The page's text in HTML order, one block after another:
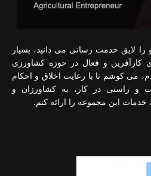
را لایق خدمت رسانی می دانید، بسیار
کارآفرین و فعال در حوزه کشاورزی
می کوشم تا با رعایت اخلاق و احکام
و راستی در کار، به کشاورزان و
این مجموعه را ارائه کنم.